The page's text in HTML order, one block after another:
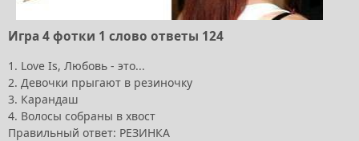
Игра 4 фотки 1 слово ответы 124
1. Love Is, Любовь - это...
2. Девочки прыгают в резиночку
3. Карандаш
4. Волосы собраны в хвост
Правильный ответ: РЕЗИНКА